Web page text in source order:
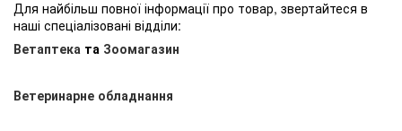
Для найбільш повної інформації про товар, звертайтеся в
наші спеціалізовані відділи:
Ветаптека та Зоомагазин
Ветеринарне обладнання